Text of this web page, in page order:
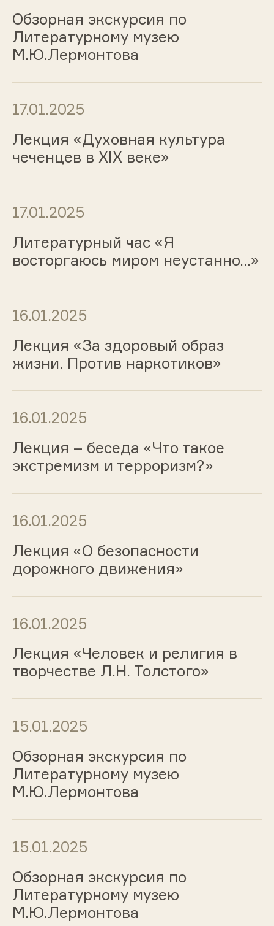
Обзорная экскурсия по
Литературному музею
М.Ю.Лермонтова
17.01.2025
Лекция «Духовная культура
чеченцев в XIX веке»
17.01.2025
Литературный час «Я
восторгаюсь миром неустанно…»
16.01.2025
Лекция «За здоровый образ
жизни. Против наркотиков»
16.01.2025
Лекция – беседа «Что такое
экстремизм и терроризм?»
16.01.2025
Лекция «О безопасности
дорожного движения»
16.01.2025
Лекция «Человек и религия в
творчестве Л.Н. Толстого»
15.01.2025
Обзорная экскурсия по
Литературному музею
М.Ю.Лермонтова
15.01.2025
Обзорная экскурсия по
Литературному музею
М.Ю.Лермонтова